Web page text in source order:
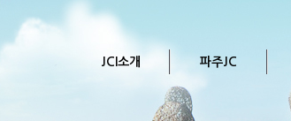
JCI소개 파주JC